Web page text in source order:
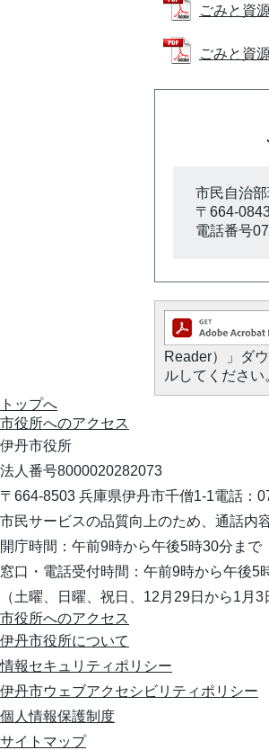
ごみと資
ごみと資
市民自治
〒664-
電話番号
Reader）」ダ
ルしてください
トップへ
市役所へのアクセス
伊丹市役所
法人番号8000020282073
〒664-8503 兵庫県伊丹市千僧1-1電話：
市民サービスの品質向上のため、通話内
開庁時間：午前9時から午後5時30分まで
窓口・電話受付時間：午前9時から午後5
（土曜、日曜、祝日、12月29日から1月3
市役所へのアクセス
伊丹市役所について
情報セキュリティポリシー
伊丹市ウェブアクセシビリティポリシー
個人情報保護制度
サイトマップ